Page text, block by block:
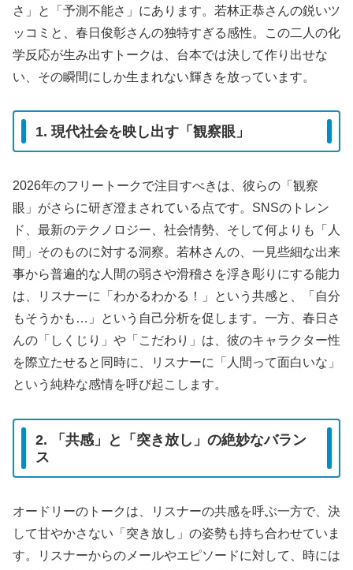
さ」と「予測不能さ」にあります。若林正恭さんの鋭いツ
ッコミと、春日俊彰さんの独特すぎる感性。この二人の化
学反応が生み出すトークは、台本では決して作り出せな
い、その瞬間にしか生まれない輝きを放っています。
1. 現代社会を映し出す「観察眼」
2026年のフリートークで注目すべきは、彼らの「観察
眼」がさらに研ぎ澄まされている点です。SNSのトレン
ド、最新のテクノロジー、社会情勢、そして何よりも「人
間」そのものに対する洞察。若林さんの、一見些細な出来
事から普遍的な人間の弱さや滑稽さを浮き彫りにする能力
は、リスナーに「わかるわかる！」という共感と、「自分
もそうかも…」という自己分析を促します。一方、春日さ
んの「しくじり」や「こだわり」は、彼のキャラクター性
を際立たせると同時に、リスナーに「人間って面白いな」
という純粋な感情を呼び起こします。
2. 「共感」と「突き放し」の絶妙なバラン
ス
オードリーのトークは、リスナーの共感を呼ぶ一方で、決
して甘やかさない「突き放し」の姿勢も持ち合わせていま
す。リスナーからのメールやエピソードに対して、時には